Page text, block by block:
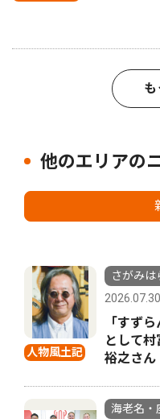
も
他のエリアの
人物風土記
さがみは
2026.07.30
「すず
として
裕之さ
海老名・